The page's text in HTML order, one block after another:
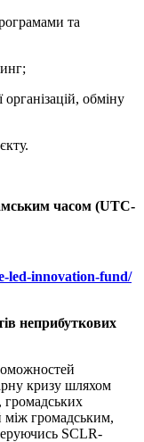
та
організацій, обміну
часом (UTC-
led-innovation-fund/
неприбуткових
кризу шляхом
громадських
між громадським,
SCLR-